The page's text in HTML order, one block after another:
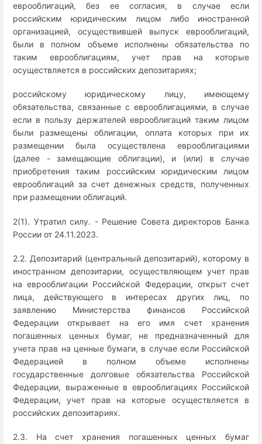
еврооблигаций, без ее согласия, в случае если
российским юридическим лицом либо иностранной
организацией, осуществившей выпуск еврооблигаций,
были в полном объеме исполнены обязательства по
таким еврооблигациям, учет прав на которые
осуществляется в российских депозитариях;
российскому юридическому лицу, имеющему
обязательства, связанные с еврооблигациями, в случае
если в пользу держателей еврооблигаций таким лицом
были размещены облигации, оплата которых при их
размещении была осуществлена еврооблигациями
(далее - замещающие облигации), и (или) в случае
приобретения таким российским юридическим лицом
еврооблигаций за счет денежных средств, полученных
при размещении облигаций.
2(1). Утратил силу. - Решение Совета директоров Банка
России от 24.11.2023.
2.2. Депозитарий (центральный депозитарий), которому в
иностранном депозитарии, осуществляющем учет прав
на еврооблигации Российской Федерации, открыт счет
лица, действующего в интересах других лиц, по
заявлению Министерства финансов Российской
Федерации открывает на его имя счет хранения
погашенных ценных бумаг, не предназначенный для
учета прав на ценные бумаги, в случае если Российской
Федерацией в полном объеме исполнены
государственные долговые обязательства Российской
Федерации, выраженные в еврооблигациях Российской
Федерации, учет прав на которые осуществляется в
российских депозитариях.
2.3. На счет хранения погашенных ценных бумаг